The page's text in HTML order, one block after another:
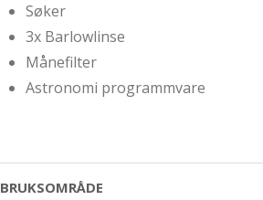
Søker
3x Barlowlinse
Månefilter
Astronomi programmvare
BRUKSOMRÅDE